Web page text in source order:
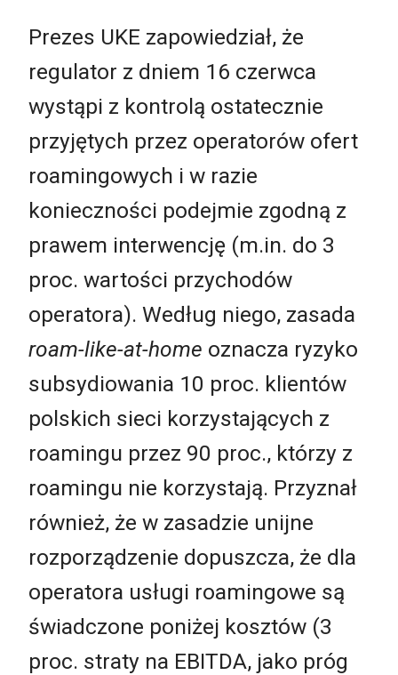
Prezes UKE zapowiedział, że
regulator z dniem 16 czerwca
wystąpi z kontrolą ostatecznie
przyjętych przez operatorów ofert
roamingowych i w razie
konieczności podejmie zgodną z
prawem interwencję (m.in. do 3
proc. wartości przychodów
operatora). Według niego, zasada
roam-like-at-home oznacza ryzyko
subsydiowania 10 proc. klientów
polskich sieci korzystających z
roamingu przez 90 proc., którzy z
roamingu nie korzystają. Przyznał
również, że w zasadzie unijne
rozporządzenie dopuszcza, że dla
operatora usługi roamingowe są
świadczone poniżej kosztów (3
proc. straty na EBITDA, jako próg